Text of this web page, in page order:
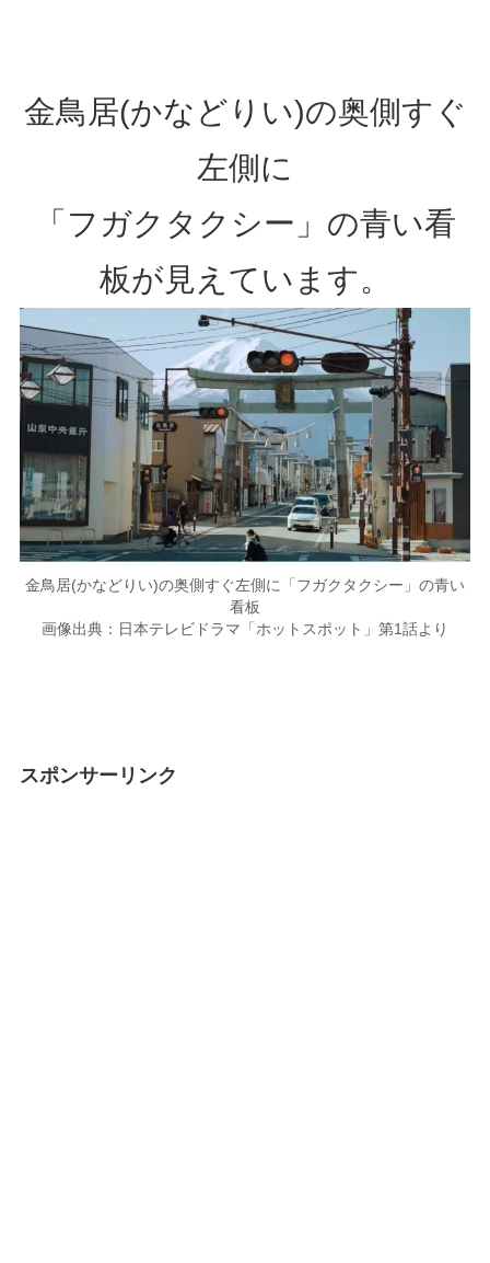
金鳥居(かなどりい)の奥側すぐ
左側に
「フガクタクシー」の青い看
板が見えています。
金鳥居(かなどりい)の奥側すぐ左側に「フガクタクシー」の青い
看板
画像出典：日本テレビドラマ「ホットスポット」第1話より
スポンサーリンク